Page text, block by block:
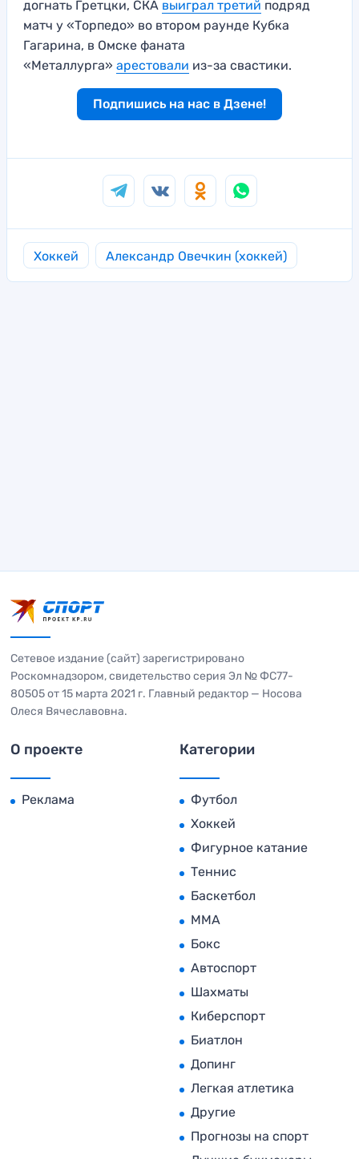
догнать Гретцки, СКА выиграл третий подряд
матч у «Торпедо» во втором раунде Кубка
Гагарина, в Омске фаната
«Металлурга» арестовали из-за свастики.
Подпишись на нас в Дзене!
Хоккей Александр Овечкин (хоккей)
Сетевое издание (сайт) зарегистрировано
Роскомнадзором, свидетельство серия Эл № ФС77-
80505 от 15 марта 2021 г. Главный редактор — Носова
Олеся Вячеславовна.
О проекте
Реклама
Категории
Футбол
Хоккей
Фигурное катание
Теннис
Баскетбол
MMA
Бокс
Автоспорт
Шахматы
Киберспорт
Биатлон
Допинг
Легкая атлетика
Другие
Прогнозы на спорт